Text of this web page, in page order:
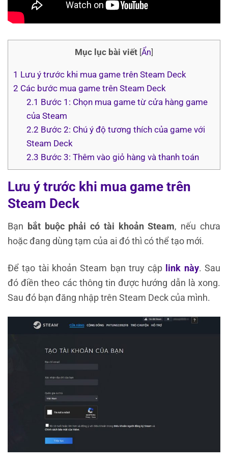
Mục lục bài viết [Ẩn]
1 Lưu ý trước khi mua game trên Steam Deck
2 Các bước mua game trên Steam Deck
2.1 Bước 1: Chọn mua game từ cửa hàng game
của Steam
2.2 Bước 2: Chú ý độ tương thích của game với
Steam Deck
2.3 Bước 3: Thêm vào giỏ hàng và thanh toán
Lưu ý trước khi mua game trên
Steam Deck
Bạn bắt buộc phải có tài khoản Steam, nếu chưa
hoặc đang dùng tạm của ai đó thì có thể tạo mới.
Để tạo tài khoản Steam bạn truy cập link này. Sau
đó điền theo các thông tin được hướng dẫn là xong.
Sau đó bạn đăng nhập trên Steam Deck của mình.